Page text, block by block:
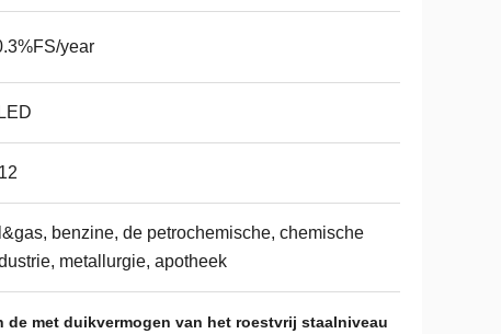
year
benzine, de petrochemische, chemische
metallurgie, apotheek
de met duikvermogen van het roestvrij staalniveau